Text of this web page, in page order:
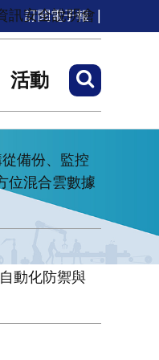
訂閱電子報
活動
訊安全說明會
備份、監控
位混合雲數據
動化防禦與